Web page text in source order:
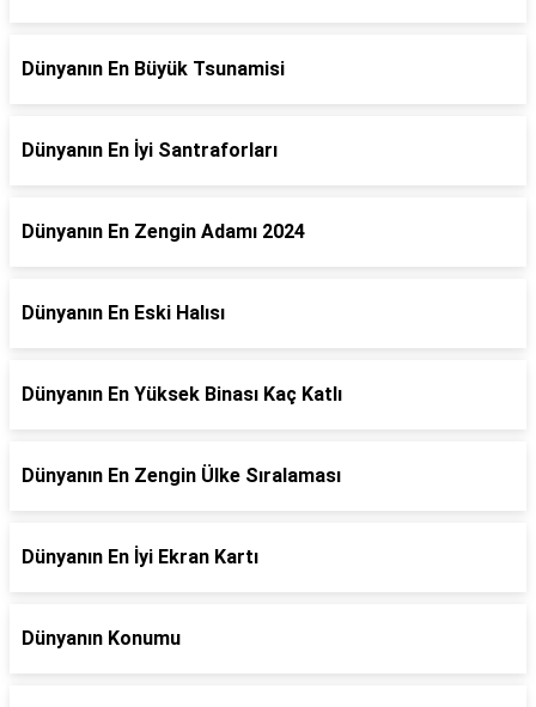
Dünyanın En Büyük Tsunamisi
Dünyanın En İyi Santraforları
Dünyanın En Zengin Adamı 2024
Dünyanın En Eski Halısı
Dünyanın En Yüksek Binası Kaç Katlı
Dünyanın En Zengin Ülke Sıralaması
Dünyanın En İyi Ekran Kartı
Dünyanın Konumu